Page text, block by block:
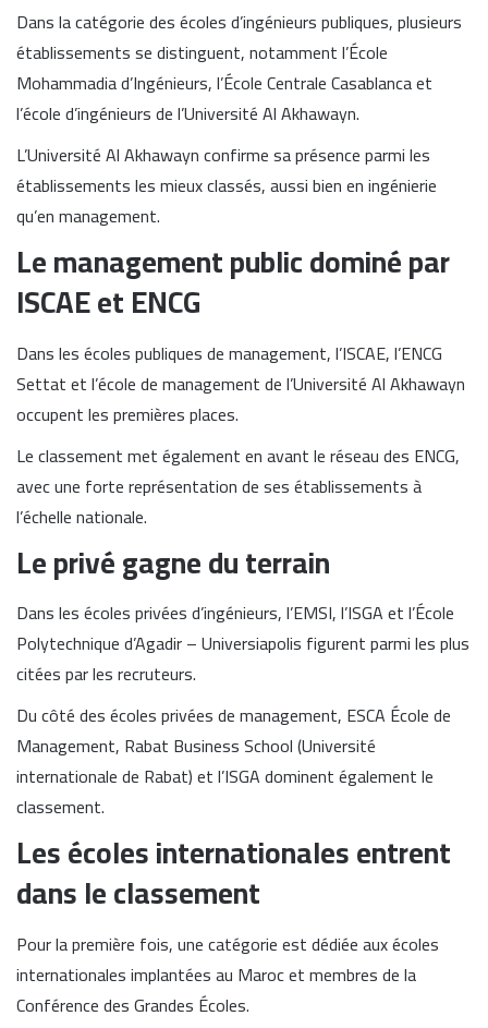
Dans la catégorie des écoles d’ingénieurs publiques, plusieurs
établissements se distinguent, notamment l’École
Mohammadia d’Ingénieurs, l’École Centrale Casablancaet
l’école d’ingénieurs de l’Université Al Akhawayn.
L’Université Al Akhawayn confirme sa présence parmi les
établissements les mieux classés, aussi bien en ingénierie
qu’en management.
Le management public dominé par
ISCAE et ENCG
Dans les écoles publiques de management, l’ISCAE, l’ENCG
Settat et l’école de management de l’Université Al Akhawayn
occupent les premières places.
Le classement met également en avant le réseau des ENCG,
avec une forte représentation de ses établissements à
l’échelle nationale.
Le privé gagne du terrain
Dans les écoles privées d’ingénieurs, l’EMSI, l’ISGA et l’École
Polytechnique d’Agadir – Universiapolis figurent parmi les plus
citées par les recruteurs.
Du côté des écoles privées de management, ESCA École de
Management, Rabat Business School (Université
internationale de Rabat) et l’ISGA dominent également le
classement.
Les écoles internationales entrent
dans le classement
Pour la première fois, une catégorie est dédiée aux écoles
internationales implantées au Maroc et membres de la
Conférence des Grandes Écoles.